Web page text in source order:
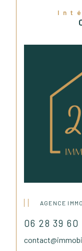
AGENCE
06 28 39 60